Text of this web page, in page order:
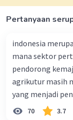
akan
langit
Beri
Pertanyaan
indonesia
mana sektor
pendorong
agrikutur masih
yang menjadi
indonesia
70 3.7